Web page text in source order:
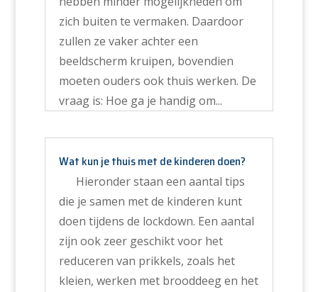
zich buiten te vermaken. Daardoor
zullen ze vaker achter een
beeldscherm kruipen, bovendien
moeten ouders ook thuis werken. De
vraag is: Hoe ga je handig om...
Wat kun je thuis met de kinderen doen?
Hieronder staan een aantal tips
die je samen met de kinderen kunt
doen tijdens de lockdown. Een aantal
zijn ook zeer geschikt voor het
reduceren van prikkels, zoals het
kleien, werken met brooddeeg en het